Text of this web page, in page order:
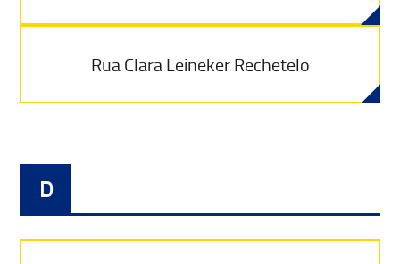
Rua Clara Leineker Rechetelo
D